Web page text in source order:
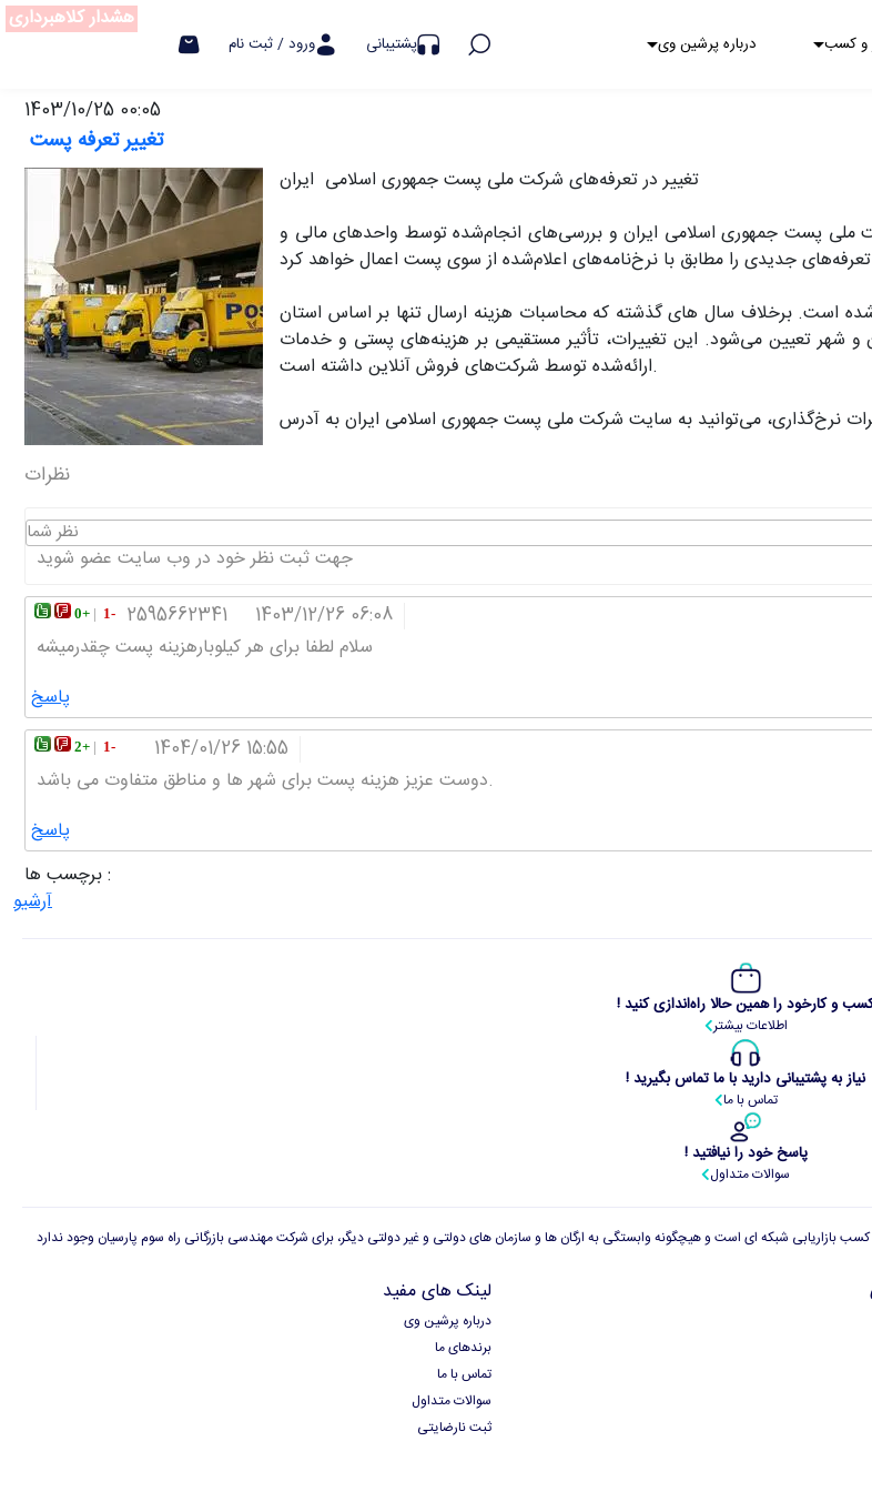
و کسب درباره پرشین وی پشتیبانی ورود / ثبت نام
هشدار کلاهبرداری
1403/10/25 00:05
تغییر تعرفه پست
تغییر در تعرفه‌های شرکت ملی پست جمهوری اسلامی ایران
پست جمهوری اسلامی ایران و بررسی‌های انجام‌شده توسط واحدهای مالی و
است. برخلاف سال های گذشته که محاسبات هزینه ارسال تنها بر اساس استان
و شهر تعیین می‌شود. این تغییرات، تأثیر مستقیمی بر هزینه‌های پستی و خدمات
ارائه‌شده توسط شرکت‌های فروش آنلاین داشته است.
نظرات
نظر شما
جهت ثبت نظر خود در وب سایت عضو شوید
2595662341
1403/12/26 06:08
0 | 1
سلام لطفا برای هر کیلوبارهزینه پست چقدرمیشه
پاسخ
1404/01/26 15:55
2 | 1
دوست عزیز هزینه پست برای شهر ها و مناطق متفاوت می باشد.
پاسخ
برچسب ها :
آرشیو
و کارخود را همین حالا راه‌اندازی کنید !
اطلاعات بیشتر
نیاز به پشتیبانی دارید با ما تماس بگیرید !
تماس با ما
پاسخ خود را نیافتید !
سوالات متداول
لینک های مفید
درباره پرشین وی
برندهای ما
تماس با ما
سوالات متداول
ثبت نارضایتی